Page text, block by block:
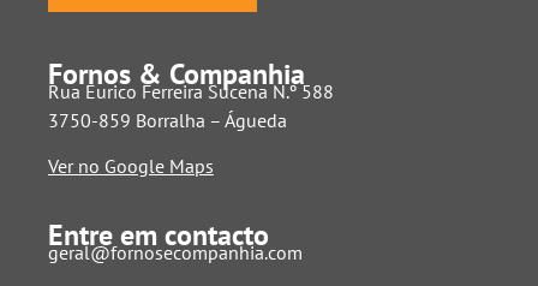
Fornos & Companhia
Rua Eurico Ferreira Sucena N.º 588
3750-859 Borralha – Águeda
Ver no Google Maps
Entre em contacto
geral@fornosecompanhia.com